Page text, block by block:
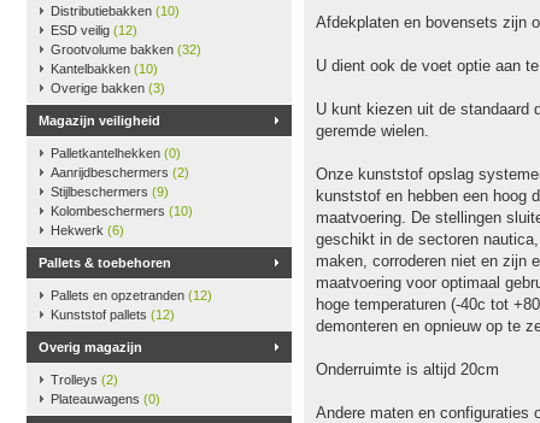
Distributiebakken (10)
ESD veilig (12)
Grootvolume bakken (32)
Kantelbakken (10)
Overige bakken (3)
Magazijn veiligheid
Palletkantelhekken (0)
Aanrijdbeschermers (2)
Stijlbeschermers (9)
Kolombeschermers (10)
Hekwerk (6)
Pallets & toebehoren
Pallets en opzetranden (12)
Kunststof pallets (12)
Overig magazijn
Trolleys (2)
Plateauwagens (0)
Afdekplaten en bovensets zijn
U dient ook de voet optie aan
U kunt kiezen uit de standaard
geremde wielen.
Onze kunststof opslag
kunststof en hebben een hoog
maatvoering. De stellingen
geschikt in de sectoren
maken, corroderen niet en zijn
maatvoering voor optimaal
hoge temperaturen (-40c tot
demonteren en opnieuw op te
Onderruimte is altijd 20cm
Andere maten en configuraties